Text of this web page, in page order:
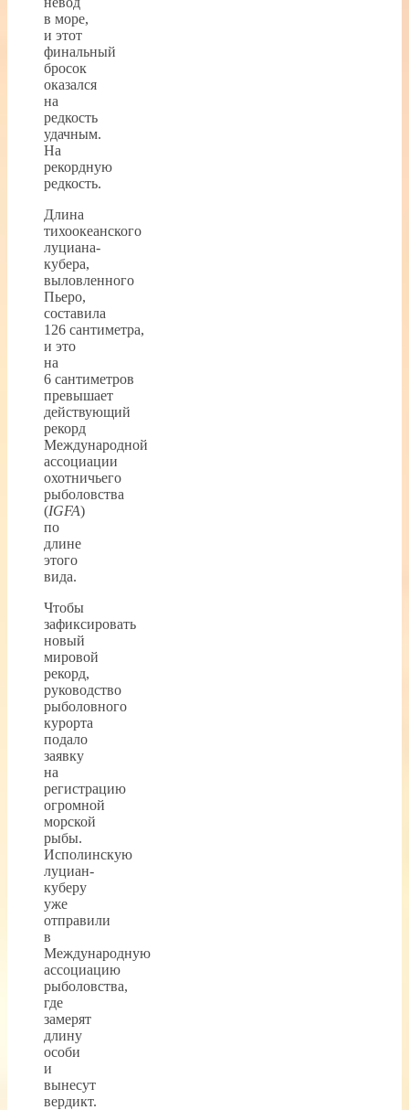
в море,
и этот
финальный
бросок
оказался
на
редкость
удачным.
На
рекордную
редкость.
Длина
тихоокеанского
луциана-
кубера,
выловленного
Пьеро,
составила
126 сантиметра,
и это
на
6 сантиметров
превышает
действующий
рекорд
Международной
ассоциации
охотничьего
рыболовства
(IGFA)
по
длине
этого
вида.
Чтобы
зафиксировать
новый
мировой
рекорд,
руководство
рыболовного
курорта
подало
заявку
на
регистрацию
огромной
морской
рыбы.
Исполинскую
луциан-
куберу
уже
отправили
в
Международную
ассоциацию
рыболовства,
где
замерят
длину
особи
и
вынесут
вердикт.